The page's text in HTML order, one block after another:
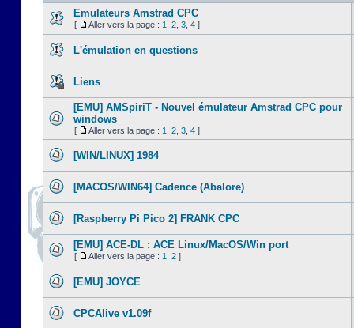
Emulateurs Amstrad CPC
[ Aller vers la page : 1 2 3 4 ]
L'émulation en questions
Liens
[EMU] AMSpiriT - Nouvel émulateur Amstrad CPC pour
windows
[ Aller vers la page : 1 2 3 4 ]
[WIN/LINUX] 1984
[MACOS/WIN64] Cadence (Abalore)
[Raspberry Pi Pico 2] FRANK CPC
[EMU] ACE-DL : ACE Linux/MacOS/Win port
[ Aller vers la page : 1 2 ]
[EMU] JOYCE
CPCAlive v1.09f